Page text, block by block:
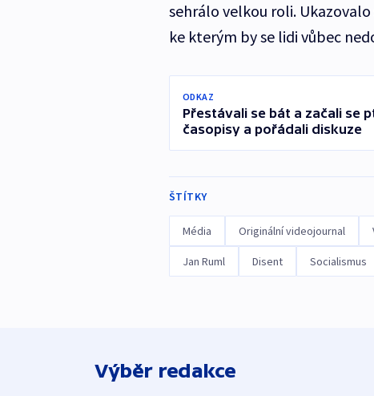
sehrálo velkou roli.
ke kterým by se lidi vůbec
ODKAZ
Přestávali se bát a začali se
časopisy a pořádali diskuze
ŠTÍTKY
Média Originální videojournal
Jan Ruml Disent Socialismus
Výběr redakce